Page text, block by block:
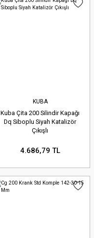
KUBA
Kuba Çita 200 Silindir Kapağı
Dq Siboplu Siyah Katalizör
Çıkışlı
4.686,79 TL